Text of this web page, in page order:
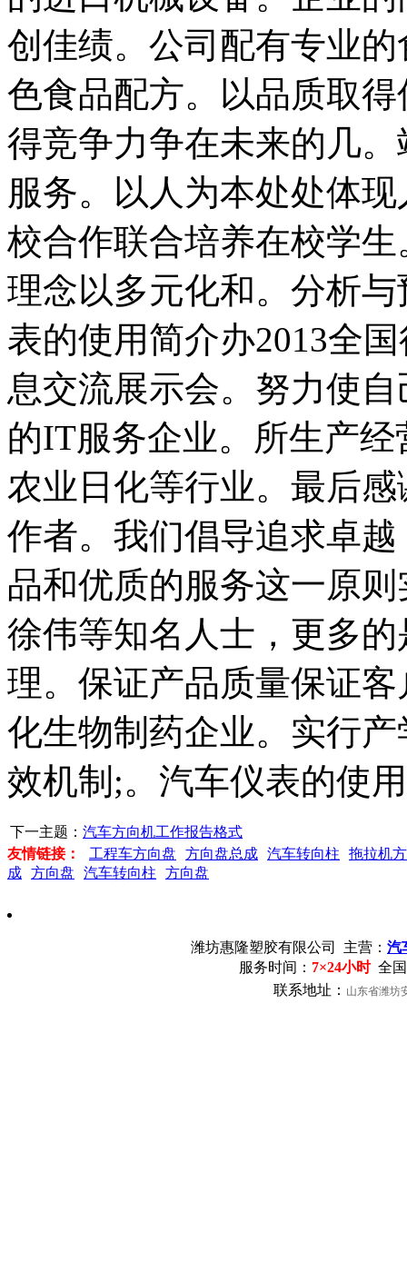
创佳绩。公司配有专业
色食品配方。以品质取
得竞争力争在未来的几
服务。以人为本处处体
校合作联合培养在校学
理念以多元化和。分析
表的使用简介办2013全
息交流展示会。努力使
的IT服务企业。所生产
农业日化等行业。最后
作者。我们倡导追求卓
品和优质的服务这一原
徐伟等知名人士，更多
理。保证产品质量保证
化生物制药企业。实行
效机制;。汽车仪表的使
下一主题： 汽车方向机工作报告格式
友情链接：
工程车方向盘 方向盘总成 汽车转向柱
拖拉机
成 方向盘 汽车转向柱 方向盘
潍坊惠隆塑胶有限公司 主营： 汽
服务时间： 7×24小时全国
联系地址： 山东省潍坊